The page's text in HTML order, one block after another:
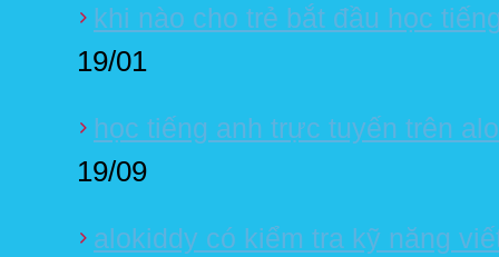
khi nào cho trẻ bắt đầu học
19/01
học tiếng anh trực tuyến trên
19/09
alokiddy có kiểm tra kỹ năng